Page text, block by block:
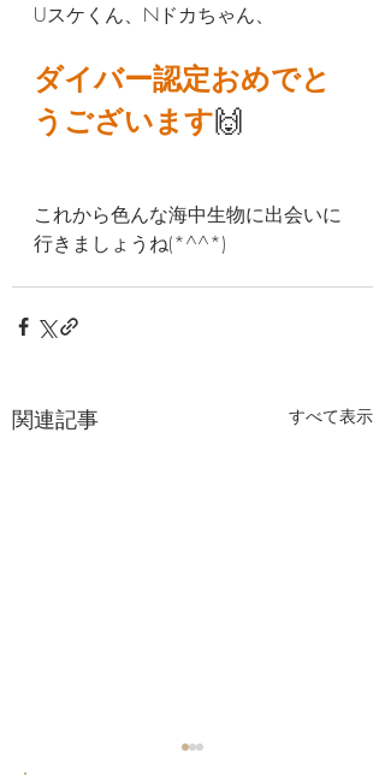
Uスケくん、Nドカちゃん、
ダイバー認定おめでと
うございます🙌
これから色んな海中生物に出会いに
行きましょうね(*^^*)
関連記事 すべて表示